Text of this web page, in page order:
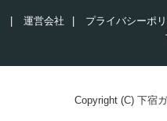
運営会社 プライバシーポ
Copyright (C) 下宿